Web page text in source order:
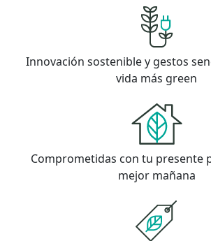
Innovación sostenible y gestos
vida más green
Comprometidas con tu presente
mejor mañana